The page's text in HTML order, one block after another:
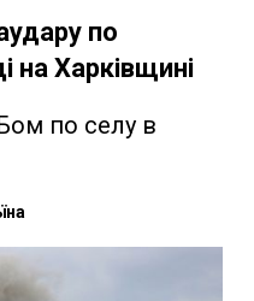
по
на Харківщині
по селу в